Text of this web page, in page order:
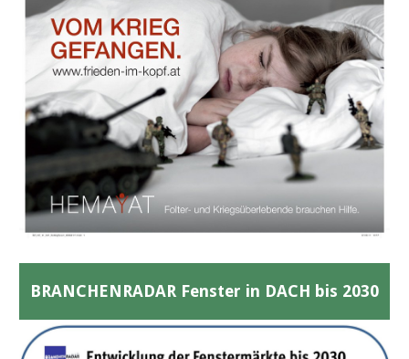
BRANCHENRADAR Fenster in DACH bis 2030